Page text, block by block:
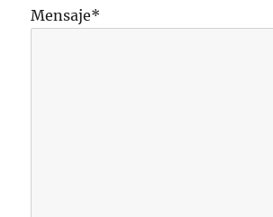
Mensaje*